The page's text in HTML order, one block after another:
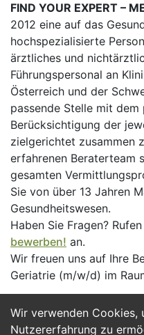
Wir verwenden Cookies,
Nutzererfahrung zu
FIND YOUR EXPERT –
2012 eine auf das
hochspezialisierte
ärztliches und
Führungspersonal an
Österreich und der
passende Stelle mit dem
Berücksichtigung der
zielgerichtet zusammen
erfahrenen Beraterteam
gesamten
Sie von über 13 Jahren
Gesundheitswesen.
Haben Sie Fragen?
bewerben! an.
Wir freuen uns auf Ihre
Geriatrie (m/w/d) im
Jetzt